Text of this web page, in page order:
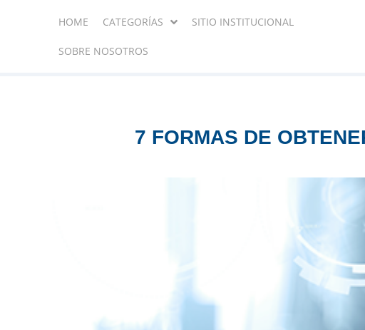
HOME CATEGORÍAS SITIO INSTITUCIONAL
SOBRE NOSOTROS
7 FORMAS DE